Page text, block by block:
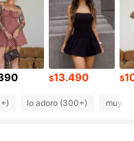
$13.490 $
lo adoro (300+) muy